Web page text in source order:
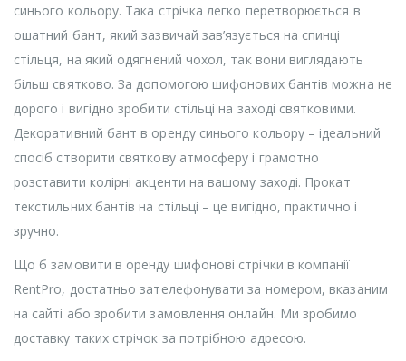
синього кольору. Така стрічка легко перетворюється в
ошатний бант, який зазвичай зав’язується на спинці
стільця, на який одягнений чохол, так вони виглядають
більш святково. За допомогою шифонових бантів можна не
дорого і вигідно зробити стільці на заході святковими.
Декоративний бант в оренду синього кольору – ідеальний
спосіб створити святкову атмосферу і грамотно
розставити колірні акценти на вашому заході. Прокат
текстильних бантів на стільці – це вигідно, практично і
зручно.
Що б замовити в оренду шифонові стрічки в компанії
RentPro, достатньо зателефонувати за номером, вказаним
на сайті або зробити замовлення онлайн. Ми зробимо
доставку таких стрічок за потрібною адресою.